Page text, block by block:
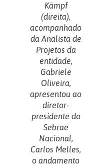
Kämpf
(direita),
acompanhado
da Analista de
Projetos da
entidade,
Gabriele
Oliveira,
apresentou ao
diretor-
presidente do
Sebrae
Nacional,
Carlos Melles,
o andamento